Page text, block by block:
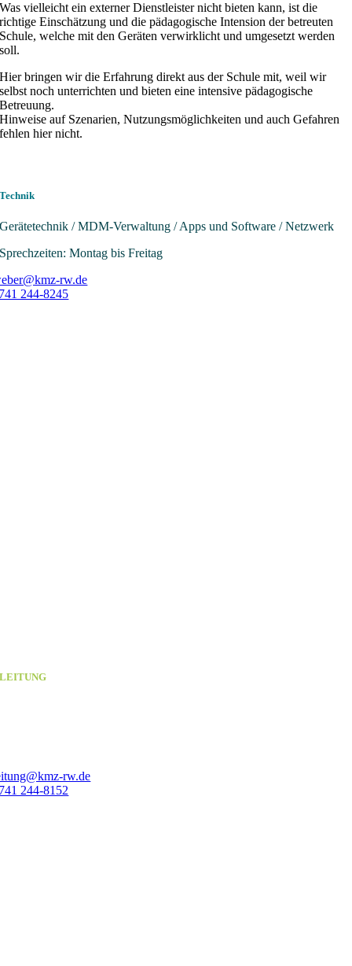
Was vielleicht ein externer Dienstleister nicht bieten kann, ist die
richtige Einschätzung und die pädagogische Intension der betreuten
Schule, welche mit den Geräten verwirklicht und umgesetzt werden
soll.
Hier bringen wir die Erfahrung direkt aus der Schule mit, weil wir
selbst noch unterrichten und bieten eine intensive pädagogische
Betreuung.
Hinweise auf Szenarien, Nutzungs­möglichkeiten und auch Gefahren
fehlen hier nicht.
Technik
Gerätetechnik / MDM-Verwaltung / Apps und Software / Netzwerk
Sprechzeiten: Montag bis Freitag
rw.de
244-8245
LEITUNG
rw.de
244-8152